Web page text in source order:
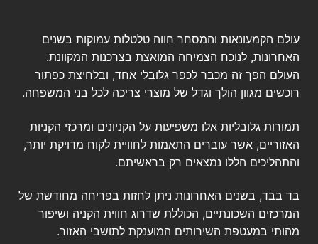
עולם הקמעונאות והמסחר חווה טלטלות עמוקות בשנים
האחרונות, לנוכח הצמיחה המואצת בצרכנות המקוונת.
העולם הפך זה מכבר לכפר גלובלי אחד, ובלחיצת כפתור
רוכשים מגוון הולך וגדל של מוצרי צריכה לכל בני המשפחה.
תמורות גלובליות אלו משפיעות על הקניונים ומרכזי הקניות
האזוריים, אשר עוברים התאמות לחוויית לקוח מדויקת יותר,
והתהליכים הללו נמצאים רק בראשיתם.
בד בבד, בשנים האחרונות ניתן לחזות בפריחה מחודשת של
המרכזים השכונתיים, הכוללת שדרוג חווית הקניה ושיפור
מהותי במעטפת השירותים המוענקת לתושבי האזור.